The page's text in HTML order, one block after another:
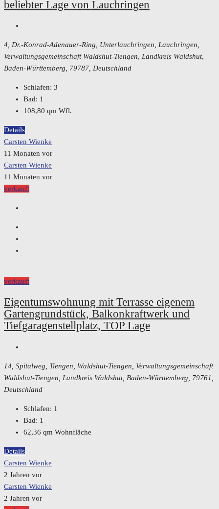
beliebter Lage von Lauchringen
4, Dr.-Konrad-Adenauer-Ring, Unterlauchringen, Lauchringen,
Verwaltungsgemeinschaft Waldshut-Tiengen, Landkreis Waldshut,
Baden-Württemberg, 79787, Deutschland
Schlafen: 3
Bad: 1
108,80 qm Wfl.
Details
Carsten Wienke
11 Monaten vor
Carsten Wienke
11 Monaten vor
verkauft
verkauft
Eigentumswohnung mit Terrasse eigenem
Gartengrundstück, Balkonkraftwerk und
Tiefgaragenstellplatz, TOP Lage
14, Spitalweg, Tiengen, Waldshut-Tiengen, Verwaltungsgemeinschaft
Waldshut-Tiengen, Landkreis Waldshut, Baden-Württemberg, 79761,
Deutschland
Schlafen: 1
Bad: 1
62,36 qm Wohnfläche
Details
Carsten Wienke
2 Jahren vor
Carsten Wienke
2 Jahren vor